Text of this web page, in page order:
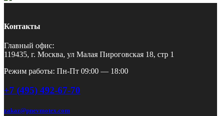
Контакты
Главный офис:
119435, г. Москва, ул Малая Пироговская 18, стр 1
Режим работы: Пн-Пт 09:00 — 18:00
+7 (495) 492-67-70
zakaz@pnevmotex.com